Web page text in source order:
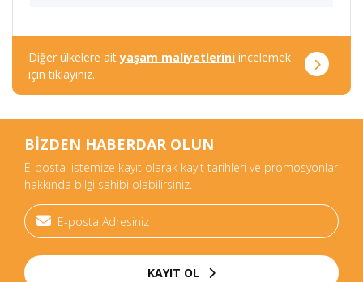
Diğer ülkelere aityaşam maliyetlerini incelemek
için tıklayınız.
BİZDEN HABERDAR OLUN
E-posta listemize kayıt olarak kayıt tarihleri ve promosyonlar
hakkında bilgi sahibi olabilirsiniz.
KAYIT OL